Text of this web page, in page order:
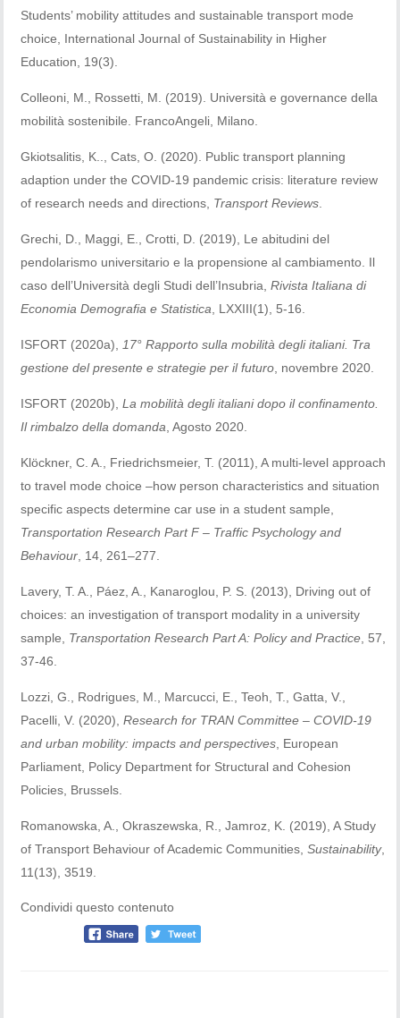
Students’ mobility attitudes and sustainable transport mode
choice, International Journal of Sustainability in Higher
Education, 19(3).
Colleoni, M., Rossetti, M. (2019). Università e governance della
mobilità sostenibile. FrancoAngeli, Milano.
Gkiotsalitis, K.., Cats, O. (2020). Public transport planning
adaption under the COVID-19 pandemic crisis: literature review
of research needs and directions, Transport Reviews
Grechi, D., Maggi, E., Crotti, D. (2019), Le abitudini del
pendolarismo universitario e la propensione al cambiamento. Il
caso dell’Università degli Studi dell’Insubria,Rivista Italiana di
Economia Demografia e Statistica , LXXIII(1), 5-16.
ISFORT (2020a), 17° Rapporto sulla mobilità degli italiani. Tra
gestione del presente e strategie per il futuro , novembre 2020.
ISFORT (2020b),La mobilità degli italiani dopo il confinamento.
Il rimbalzo della domanda , Agosto 2020.
Klöckner, C. A., Friedrichsmeier, T. (2011), A multi-level approach
to travel mode choice –how person characteristics and situation
specific aspects determine car use in a student sample,
Transportation Research Part F – Traffic Psychology and
Behaviour , 14, 261–277.
Lavery, T. A., Páez, A., Kanaroglou, P. S. (2013), Driving out of
choices: an investigation of transport modality in a university
sample, Transportation Research Part A: Policy and Practice , 57,
37-46.
Lozzi, G., Rodrigues, M., Marcucci, E., Teoh, T., Gatta, V.,
Pacelli, V. (2020),Research for TRAN Committee – COVID-19
and urban mobility: impacts and perspectives , European
Parliament, Policy Department for Structural and Cohesion
Policies, Brussels.
Romanowska, A., Okraszewska, R., Jamroz, K. (2019), A Study
of Transport Behaviour of Academic Communities,Sustainability,
11(13), 3519.
Condividi questo contenuto